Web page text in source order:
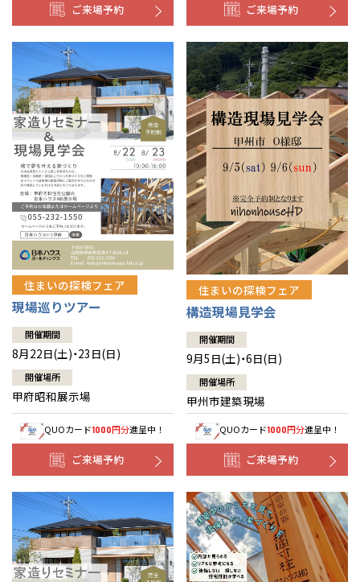
ご来場予約 ご来場予約
住まいの探検フェア
現場巡りツアー
開催期間
8月22日(土)・23日(日)
開催場所
甲府昭和展示場
QUOカード1000円分進呈中！
ご来場予約
住まいの探検フェア
構造現場見学会
開催期間
9月5日(土)・6日(日)
開催場所
甲州市建築現場
QUOカード1000円分進呈中！
ご来場予約